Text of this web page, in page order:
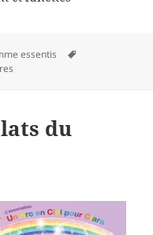
essentis
du